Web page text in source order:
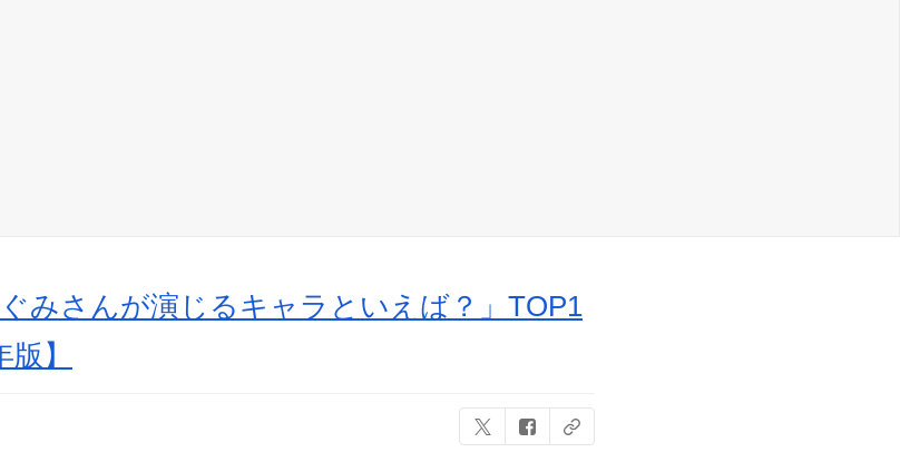
みさんが演じるキャラといえば？」TOP1
】